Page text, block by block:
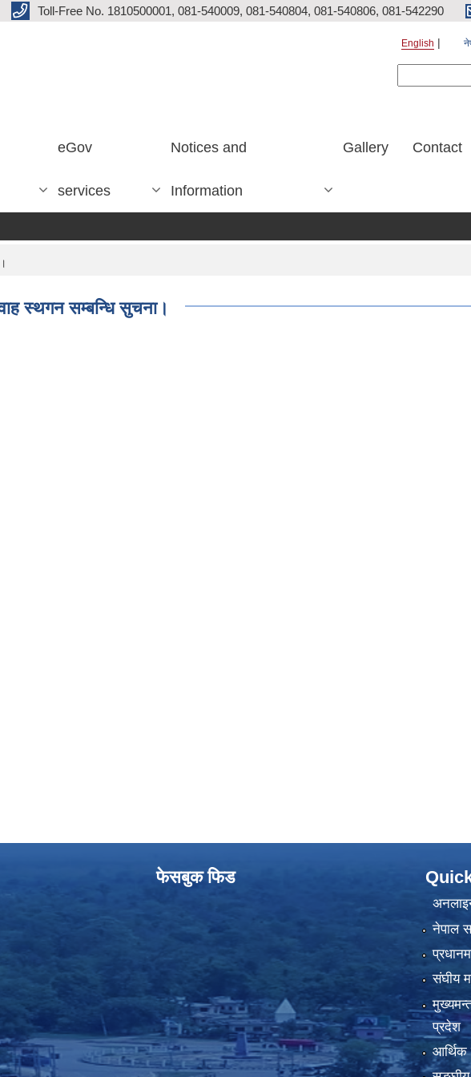
Toll-Free No. 1810500001, 081-540009, 081-540804, 081-540806, 081-542290
English
eGov
services
Notices and
Information
Gallery Contact
स्थगन सम्बन्धि सुचना।
फेसबुक फिड
नेपाल
संघीय
प्रदेश
आर्थिक